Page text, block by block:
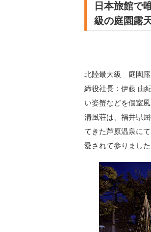
日本旅館で
級の庭園露
北陸最大級 庭園露
締役社長：伊藤 由
い姿蟹などを個室
清風荘は、福井県
てきた芦原温泉に
愛されて参りました